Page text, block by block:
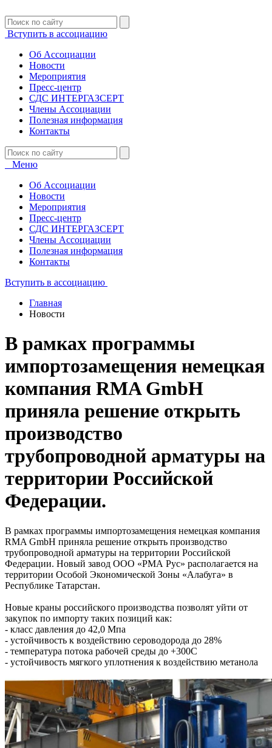
Вступить в ассоциацию
Об Ассоциации
Новости
Мероприятия
Пресс-центр
СДС ИНТЕРГАЗСЕРТ
Члены Ассоциации
Полезная информация
Контакты
Меню
Об Ассоциации
Новости
Мероприятия
Пресс-центр
СДС ИНТЕРГАЗСЕРТ
Члены Ассоциации
Полезная информация
Контакты
Вступить в ассоциацию
Главная
Новости
В рамках программы
импортозамещения немецкая
компания RMA GmbH
приняла решение открыть
производство
трубопроводной арматуры на
территории Российской
Федерации.
В рамках программы импортозамещения немецкая компания
RMA GmbH приняла решение открыть производство
трубопроводной арматуры на территории Российской
Федерации. Новый завод ООО «РМА Рус» располагается на
территории Особой Экономической Зоны «Алабуга» в
Республике Татарстан.
Новые краны российского производства позволят уйти от
закупок по импорту таких позиций как:
- класс давления до 42,0 Мпа
- устойчивость к воздействию сероводорода до 28%
- температура потока рабочей среды до +300С
- устойчивость мягкого уплотнения к воздействию метанола